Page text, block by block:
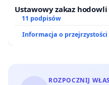
Ustawowy zakaz
11 podpisów
Informacja o przejrzystości
ROZPOCZNIJ